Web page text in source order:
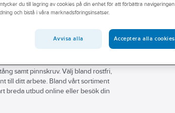
för ditt arbete. Vårt sortiment
samt pinnskruv. Välj bland rostfri,
till ditt arbete. Bland vårt sortiment
breda utbud online eller besök din
du till lagring av cookies på din enhet för att förbättra navigeringen
och bistå i våra marknadsföringsinsatser.
Avvisa alla Acceptera alla cookies